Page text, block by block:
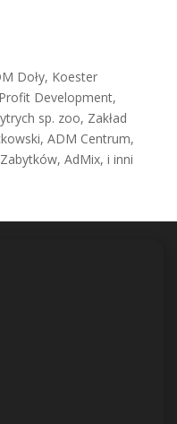
Doły, Koester
Development,
sp. zoo, Zakład
ADM Centrum,
AdMix, i inni